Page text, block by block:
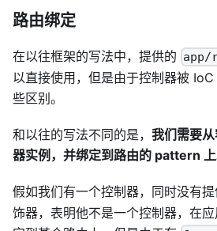
路由绑定
在以往框架的写法中，提供的 app/
以直接使用，但是由于控制器被
些区别。
和以往的写法不同的是， 我们需要
器实例，并绑定到路由的 pattern 上
假如我们有一个控制器，同时没有
饰器，表明他不是一个控制器，在